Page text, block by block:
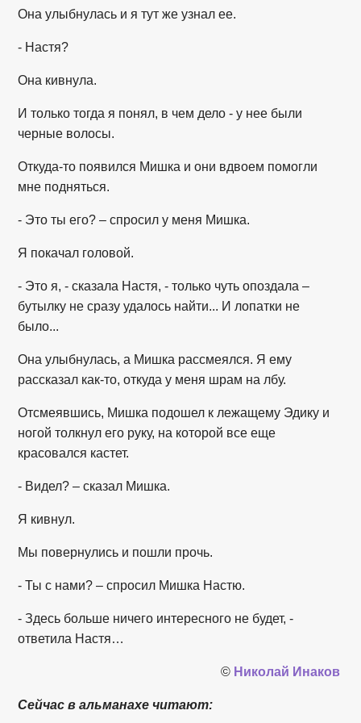
Она улыбнулась и я тут же узнал ее.
- Настя?
Она кивнула.
И только тогда я понял, в чем дело - у нее были
черные волосы.
Откуда-то появился Мишка и они вдвоем помогли
мне подняться.
- Это ты его? – спросил у меня Мишка.
Я покачал головой.
- Это я, - сказала Настя, - только чуть опоздала –
бутылку не сразу удалось найти... И лопатки не
было...
Она улыбнулась, а Мишка рассмеялся. Я ему
рассказал как-то, откуда у меня шрам на лбу.
Отсмеявшись, Мишка подошел к лежащему Эдику и
ногой толкнул его руку, на которой все еще
красовался кастет.
- Видел? – сказал Мишка.
Я кивнул.
Мы повернулись и пошли прочь.
- Ты с нами? – спросил Мишка Настю.
- Здесь больше ничего интересного не будет, -
ответила Настя…
© Николай Инаков
Сейчас в альманахе читают: